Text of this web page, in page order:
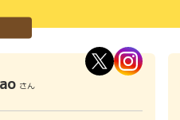
さん